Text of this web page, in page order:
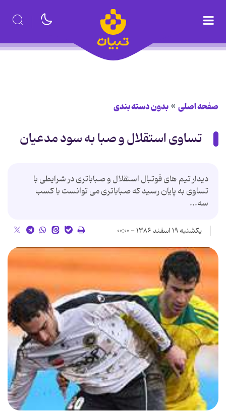
صفحه اصلی بدون دسته بندی
تساوی استقلال و صبا به سود مدعیان
دیدار تیم های فوتبال استقلال و صباباتری در شرایطی با
تساوی به پایان رسید که صباباتری می توانست با کسب
سه...
یکشنبه ۱۹ اسفند ۱۳۸۶ - ۰۰:۰۰